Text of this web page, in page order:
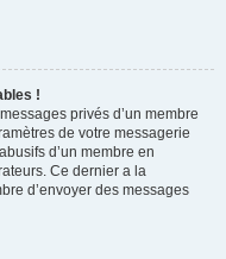
!
privés d’un membre
de votre messagerie
d’un membre en
Ce dernier a la
d’envoyer des messages